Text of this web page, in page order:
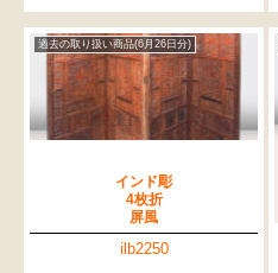
過去の取り扱い商品(6月26日分)
インド彫
4枚折
屏風
ilb2250